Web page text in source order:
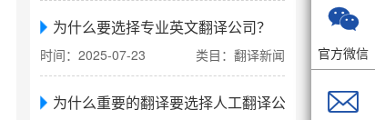
为什么要选择专业英文翻译公司？
时间：2025-07-23 类目：翻译新闻
为什么重要的翻译要选择人工翻译公司

官方微信
